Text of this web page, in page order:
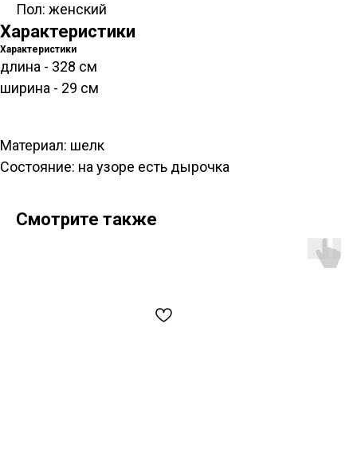
Пол: женский
Характеристики
Характеристики
длина - 328 см
ширина - 29 см
Материал: шелк
Состояние: на узоре есть дырочка
Смотрите также